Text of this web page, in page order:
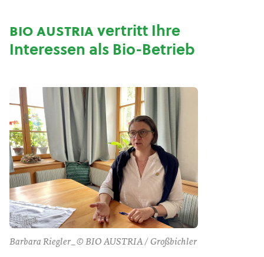
bio austriavertritt Ihre
Interessen als Bio-Betrieb
Barbara Riegler_© BIO AUSTRIA / Großbichler